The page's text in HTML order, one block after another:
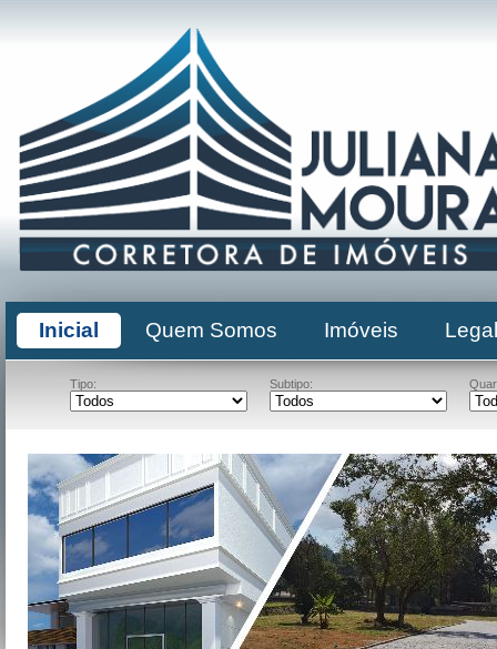
Inicial Quem Somos Imóveis